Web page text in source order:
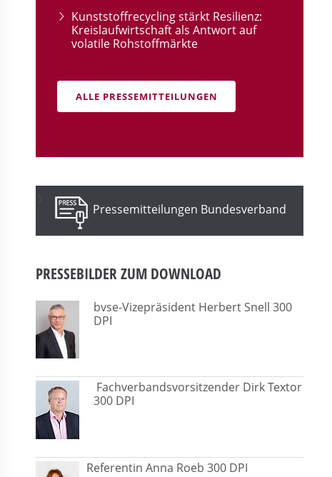
Kunststoffrecycling stärkt Resilienz:
Kreislaufwirtschaft als Antwort auf
volatile Rohstoffmärkte
ALLE PRESSEMITTEILUNGEN
Pressemitteilungen Bundesverband
PRESSEBILDER ZUM DOWNLOAD
bvse-Vizepräsident Herbert Snell 300
DPI
Fachverbandsvorsitzender Dirk Textor
300 DPI
Referentin Anna Roeb 300 DPI